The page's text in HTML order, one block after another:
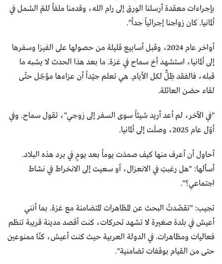
بإجراءات معقدة أرسلنا الورق إلى رام الله، وقدمنا ملفاً للمّ الشمل في
ألمانيا. كان زواجنا إجرائياً جداً".
أواخر عام 2024، وقبل أسابيع قليلة من حصولها على الفيزا وسفرها
إلى ألمانيا، استشهد أخ سماح في غزة. ما بعد هذا الحدث لا يشبه ما
قبله، فالفقد ظِلٌّ لكل الأيام. هي تعلم جيّداً أن عزاءها مؤجّل حتّى
لقاء حضن العائلة.
"في الآخر، لم أعد أريد شيئاً سوى السفر إلى زوجي"، تقول سماح. وفي
أوّل عام 2025، وصلَت إلى ألمانيا.
أحاول أن أعرف منها كيف صمدَت يوماً بعد يومٍ في برد هذه البلاد.
أسألها: "هل رغبتِ في الانعزال، أو سعيت إلى الانخراط في نشاط
اجتماعي؟".
تجيب: "تقصّدتُ البحث عن المظاهرات المتضامنة مع غزة. بما أنني
أعيش في بلدة صغيرة لا تشهد تحركات، كنت أقصد مدينة قريبة تنظم
فعاليات ومظاهرات. في الدولة العربية حيث كنت أعيش، كنّا ممنوعين
حتى من القيام بوقفات تضامنية".